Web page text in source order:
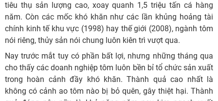
tiêu thụ sản lượng cao, xoay quanh 1,5 triệu tấn cá hàng
năm. Còn các mốc khó khăn như các lần khủng hoảng tài
chính kinh tế khu vực (1998) hay thế giới (2008), ngành tôm
nói riêng, thủy sản nói chung luôn kiên trì vượt qua.
Nay trước mắt tuy có phần bất lợi, nhưng những tháng qua
cho thấy các doanh nghiệp tôm luôn bền bỉ tổ chức sản xuất
trong hoàn cảnh đầy khó khăn. Thành quả cao nhất là
không có cảnh ao tôm nào bị bỏ quên, gây thiệt hại. Thành